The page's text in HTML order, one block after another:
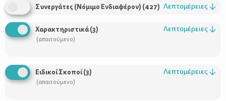
Χρήσιμοι Σύνδεσμοι
Προϊόντα
Συνεργάτες (Νόμιμο Ενδιαφέρον) (427) Λεπτομέρειες ↓
Χαρακτηριστικά(3)
(απαιτούμενο)
Λεπτομέρειες ↓
Ειδικοί Σκοποί(3)
(απαιτούμενο)
Λεπτομέρειες ↓